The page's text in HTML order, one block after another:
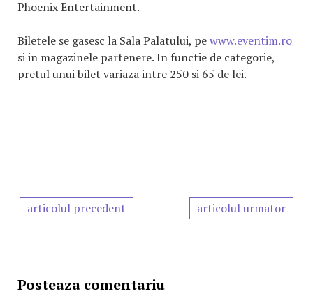
Phoenix Entertainment.
Biletele se gasesc la Sala Palatului, pewww.eventim.ro
si in magazinele partenere. In functie de categorie,
pretul unui bilet variaza intre 250 si 65 de lei.
articolul precedent articolul urmator
Posteaza comentariu